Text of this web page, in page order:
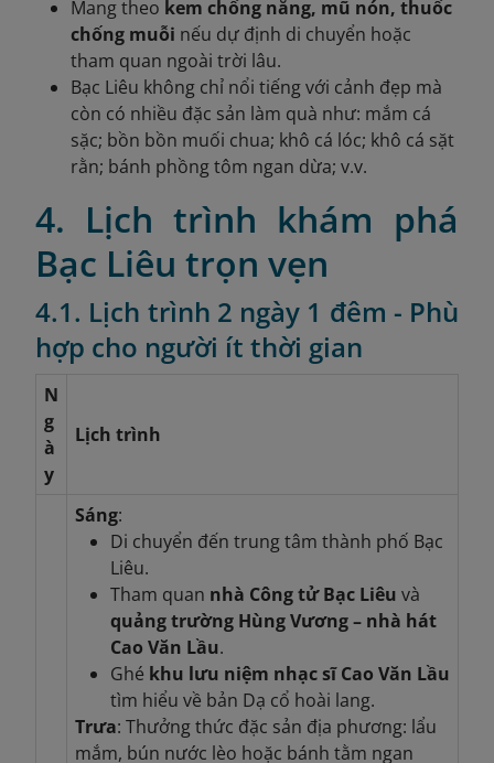
Mang theo kem chống nắng, mũ nón, thuốc
chống muỗi nếu dự định di chuyển hoặc
tham quan ngoài trời lâu.
Bạc Liêu không chỉ nổi tiếng với cảnh đẹp mà
còn có nhiều đặc sản làm quà như: mắm cá
sặc; bồn bồn muối chua; khô cá lóc; khô cá sặt
rằn; bánh phồng tôm ngan dừa; v.v.
4. Lịch trình khám phá
Bạc Liêu trọn vẹn
4.1. Lịch trình 2 ngày 1 đêm - Phù
hợp cho người ít thời gian
N
g
à
y
Lịch trình
Sáng:
Di chuyển đến trung tâm thành phố Bạc
Liêu.
Tham quan nhà Công tử Bạc Liêu và
quảng trường Hùng Vương – nhà hát
Cao Văn Lầu.
Ghé khu lưu niệm nhạc sĩ Cao Văn Lầu
tìm hiểu về bản Dạ cổ hoài lang.
Trưa: Thưởng thức đặc sản địa phương: lẩu
mắm, bún nước lèo hoặc bánh tằm ngan